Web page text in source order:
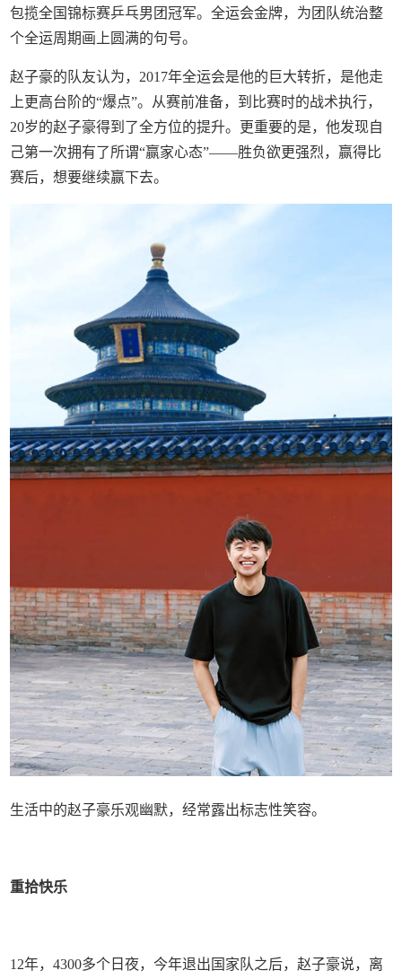
包揽全国锦标赛乒乓男团冠军。全运会金牌，为团队统治整
个全运周期画上圆满的句号。
赵子豪的队友认为，2017年全运会是他的巨大转折，是他走
上更高台阶的“爆点”。从赛前准备，到比赛时的战术执行，
20岁的赵子豪得到了全方位的提升。更重要的是，他发现自
己第一次拥有了所谓“赢家心态”——胜负欲更强烈，赢得比
赛后，想要继续赢下去。
生活中的赵子豪乐观幽默，经常露出标志性笑容。
重拾快乐
12年，4300多个日夜，今年退出国家队之后，赵子豪说，离